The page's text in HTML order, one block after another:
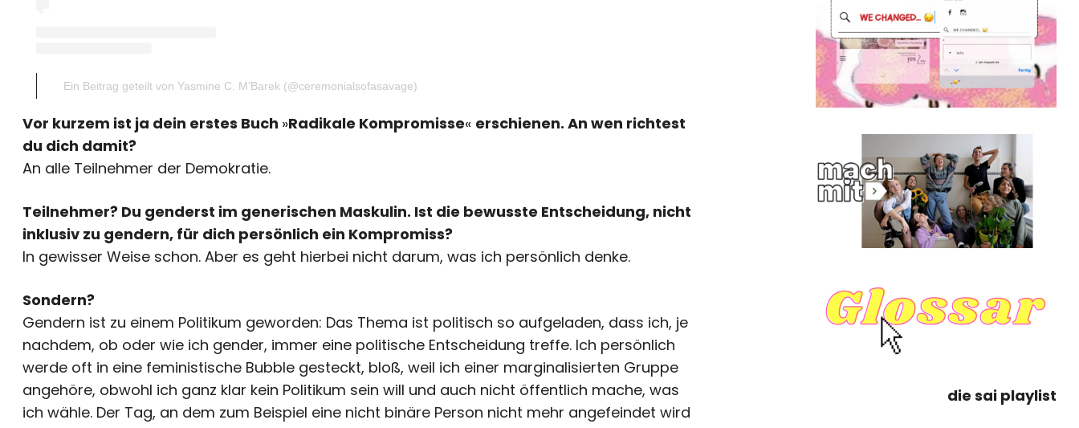
Ein Beitrag geteilt von Yasmine C. M’Barek (@ceremonialsofasavage)
Vor kurzem ist ja dein erstes Buch »Radikale Kompromisse« erschienen. An wen richtest
du dich damit?
An alle Teilnehmer der Demokratie.
Teilnehmer? Du genderst im generischen Maskulin. Ist die bewusste Entscheidung, nicht
inklusiv zu gendern, für dich persönlich ein Kompromiss?
In gewisser Weise schon. Aber es geht hierbei nicht darum, was ich persönlich denke.
Sondern?
Gendern ist zu einem Politikum geworden: Das Thema ist politisch so aufgeladen, dass ich, je
nachdem, ob oder wie ich gender, immer eine politische Entscheidung treffe. Ich persönlich
werde oft in eine feministische Bubble gesteckt, bloß, weil ich einer marginalisierten Gruppe
angehöre, obwohl ich ganz klar kein Politikum sein will und auch nicht öffentlich mache, was
ich wähle. Der Tag, an dem zum Beispiel eine nicht binäre Person nicht mehr angefeindet wird
die sai playlist